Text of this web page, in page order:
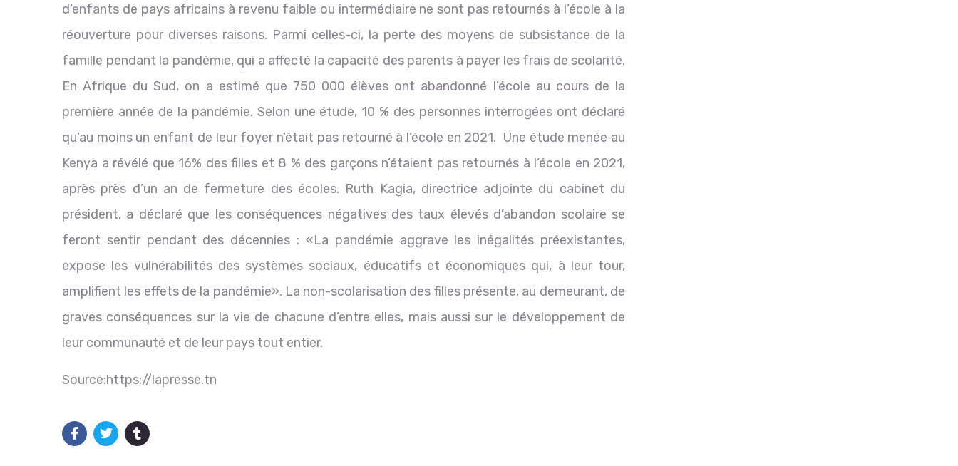
d’enfants de pays africains à revenu faible ou intermédiaire ne sont pas retournés à l’école à la
réouverture pour diverses raisons. Parmi celles-ci, la perte des moyens de subsistance de la
famille pendant la pandémie, qui a affecté la capacité des parents à payer les frais de scolarité.
En Afrique du Sud, on a estimé que 750 000 élèves ont abandonné l’école au cours de la
première année de la pandémie. Selon une étude, 10 % des personnes interrogées ont déclaré
qu’au moins un enfant de leur foyer n’était pas retourné à l’école en 2021. Une étude menée au
Kenya a révélé que 16% des filles et 8 % des garçons n’étaient pas retournés à l’école en 2021,
après près d’un an de fermeture des écoles. Ruth Kagia, directrice adjointe du cabinet du
président, a déclaré que les conséquences négatives des taux élevés d’abandon scolaire se
feront sentir pendant des décennies : «La pandémie aggrave les inégalités préexistantes,
expose les vulnérabilités des systèmes sociaux, éducatifs et économiques qui, à leur tour,
amplifient les effets de la pandémie». La non-scolarisation des filles présente, au demeurant, de
graves conséquences sur la vie de chacune d’entre elles, mais aussi sur le développement de
leur communauté et de leur pays tout entier.
Source:https://lapresse.tn